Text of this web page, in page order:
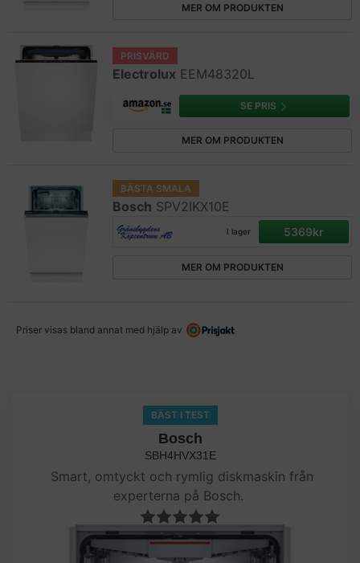
MER OM PRODUKTEN
PRISVÄRD
Electrolux EEM48320L
SE PRIS
MER OM PRODUKTEN
BÄSTA SMALA
Bosch SPV2IKX10E
I lager 5369kr
MER OM PRODUKTEN
Priser visas bland annat med hjälp av
BÄST I TEST
Bosch
SBH4HVX31E
Smart, omtyckt och rymlig diskmaskin från
experterna på Bosch.